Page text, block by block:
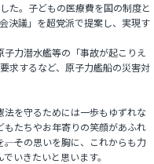
た。子どもの医療費を国の制度と
決議」を超党派で提案し、実現す
力潜水艦等の「事故が起こりえ
求するなど、原子力艦船の災害対
法を守るためには一歩もゆずれな
もたちやお年寄りの笑顔があふれ
――。その思いを胸に、これからも力
いきたいと思います。